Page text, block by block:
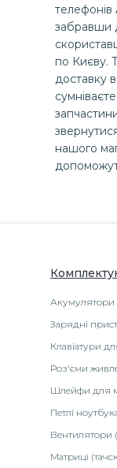
забравши
по Києву.
доставку
нашого
Акумулятори
Зарядні
Клавіатури
Роз'єми
Шлейфи для
Петлі
Вентилятори
Матриці